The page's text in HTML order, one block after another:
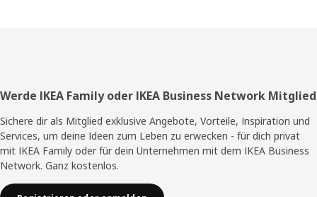
Fußzeile
Werde IKEA Family oder IKEA Business Network Mitglied
Sichere dir als Mitglied exklusive Angebote, Vorteile, Inspiration und
Services, um deine Ideen zum Leben zu erwecken - für dich privat
mit IKEA Family oder für dein Unternehmen mit dem IKEA Business
Network. Ganz kostenlos.